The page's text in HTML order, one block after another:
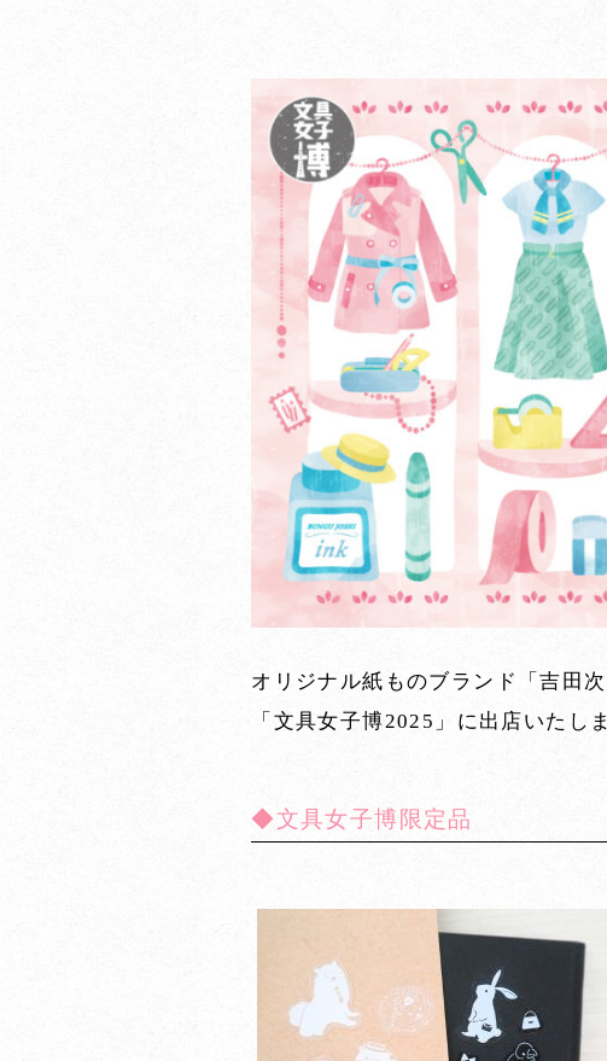
オリジナル紙ものブランド「吉田
「文具女子博2025」に出店いたし
◆文具女子博限定品